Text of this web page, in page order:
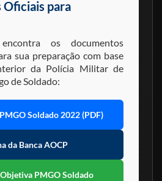
para
os documentos
sua preparação com base
da Polícia Militar de
de Soldado:
Soldado 2022 (PDF)
da Banca AOCP
PMGO Soldado